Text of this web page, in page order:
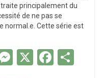
principalement du
de ne pas se
normal.e. Cette série est
Messenger
X